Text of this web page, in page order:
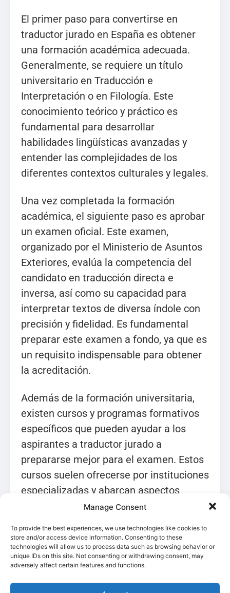
Manage Consent
To provide the best experiences, we use technologies like cookies to
store and/or access device information. Consenting to these
technologies will allow us to process data such as browsing behavior or
unique IDs on this site. Not consenting or withdrawing consent, may
adversely affect certain features and functions.
El primer paso para convertirse en
traductor jurado en España es obtener
una formación académica adecuada.
Generalmente, se requiere un título
universitario en Traducción e
Interpretación o en Filología. Este
conocimiento teórico y práctico es
fundamental para desarrollar
habilidades lingüísticas avanzadas y
entender las complejidades de los
diferentes contextos culturales y legales.
Una vez completada la formación
académica, el siguiente paso es aprobar
un examen oficial. Este examen,
organizado por el Ministerio de Asuntos
Exteriores, evalúa la competencia del
candidato en traducción directa e
inversa, así como su capacidad para
interpretar textos de diversa índole con
precisión y fidelidad. Es fundamental
preparar este examen a fondo, ya que es
un requisito indispensable para obtener
la acreditación.
Además de la formación universitaria,
existen cursos y programas formativos
específicos que pueden ayudar a los
aspirantes a traductor jurado a
prepararse mejor para el examen. Estos
cursos suelen ofrecerse por instituciones
especializadas y abarcan aspectos
técnicos y prácticos de la traducción
terminología legal y administrativa.
Una vez aprobado el examen, el
candidato recibe la acreditación como